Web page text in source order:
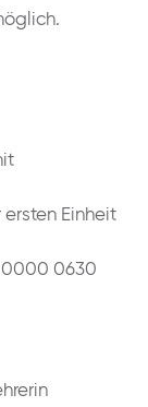
ersten Einheit
0000 0630